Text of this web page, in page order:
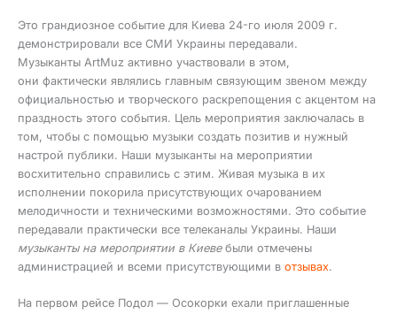
Это грандиозное событие для Киева 24-го июля 2009 г.
демонстрировали все СМИ Украины передавали.
Музыканты ArtMuz активно участвовали в этом,
они фактически являлись главным связующим звеном между
официальностью и творческого раскрепощения с акцентом на
праздность этого события. Цель мероприятия заключалась в
том, чтобы с помощью музыки создать позитив и нужный
настрой публики. Наши музыканты на мероприятии
восхитительно справились с этим. Живая музыка в их
исполнении покорила присутствующих очарованием
мелодичности и техническими возможностями. Это событие
передавали практически все телеканалы Украины. Наши
музыканты на мероприятии в Киевебыли отмечены
администрацией и всеми присутствующими в отзывах.
На первом рейсе Подол — Осокорки ехали приглашенные